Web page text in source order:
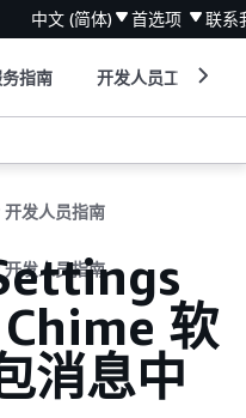
中文 (简体) 首选项 联系
务指南 开发人员工具
开发人员指南
开发人员指南
软
消息中